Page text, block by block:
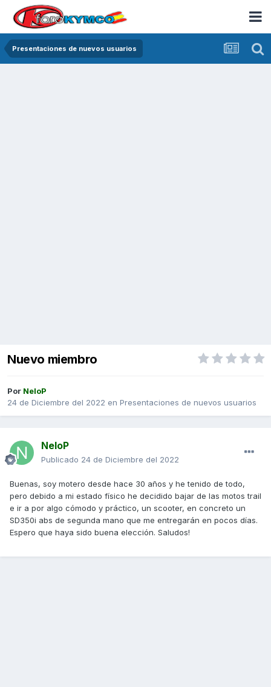
Presentaciones de nuevos usuarios
Nuevo miembro
Por NeloP
24 de Diciembre del 2022 en Presentaciones de nuevos usuarios
NeloP
Publicado 24 de Diciembre del 2022
Buenas, soy motero desde hace 30 años y he tenido de todo,
pero debido a mi estado físico he decidido bajar de las motos trail
e ir a por algo cómodo y práctico, un scooter, en concreto un
SD350i abs de segunda mano que me entregarán en pocos días.
Espero que haya sido buena elección. Saludos!